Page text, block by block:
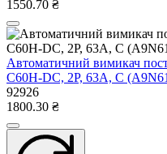
1550.70 ₴
Автоматичний вимикач
С60Н-DС, 2P, 63A, C
92926
1800.30 ₴